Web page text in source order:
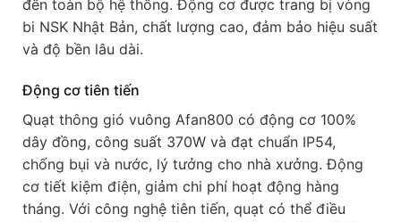
đến toàn bộ hệ thống. Động cơ được trang bị vòng
bi NSK Nhật Bản, chất lượng cao, đảm bảo hiệu suất
và độ bền lâu dài.
Động cơ tiên tiến
Quạt thông gió vuông Afan800 có động cơ 100%
dây đồng, công suất 370W và đạt chuẩn IP54,
chống bụi và nước, lý tưởng cho nhà xưởng. Động
cơ tiết kiệm điện, giảm chi phí hoạt động hàng
tháng. Với công nghệ tiên tiến, quạt có thể điều